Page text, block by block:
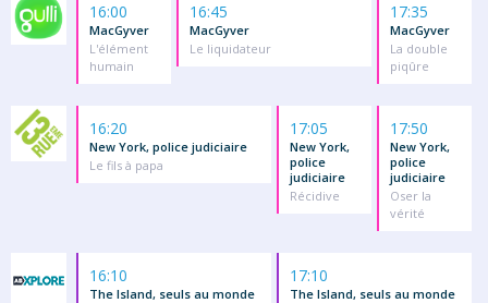
16:00
MacGyver
L'élément
humain
16:45
MacGyver
Le liquidateur
17:35
MacGyver
La double
piqûre
16:20
New York, police judiciaire
Le fils à papa
17:05
New York,
police
judiciaire
Récidive
17:50
New York,
police
judiciaire
Oser la
vérité
16:10
The Island, seuls au monde
17:10
The Island, seuls au monde